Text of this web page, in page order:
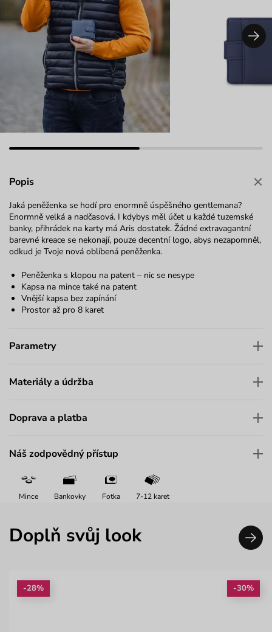
Popis
Jaká peněženka se hodí pro enormně úspěšného gentlemana?
Enormně velká a nadčasová. I kdybys měl účet u každé tuzemské
banky, přihrádek na karty má Aris dostatek. Žádné extravagantní
barevné kreace se nekonají, pouze decentní logo, abys nezapomněl,
odkud je Tvoje nová oblíbená peněženka.
Peněženka s klopou na patent – nic se nesype
Kapsa na mince také na patent
Vnější kapsa bez zapínání
Prostor až pro 8 karet
Parametry
Materiály a údržba
Doprava a platba
Náš zodpovědný přístup
Mince Bankovky Fotka 7-12 karet
Doplň svůj look
-28% -30%